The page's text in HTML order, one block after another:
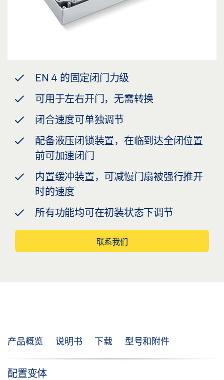
EN 4 的固定闭门力级
可用于左右开门，无需转换
闭合速度可单独调节
配备液压闭锁装置，在临到达全闭位置
前可加速闭门
内置缓冲装置，可减慢门扇被强行推开
时的速度
所有功能均可在初装状态下调节
联系我们
产品概览 说明书 下载 型号和附件
配置变体